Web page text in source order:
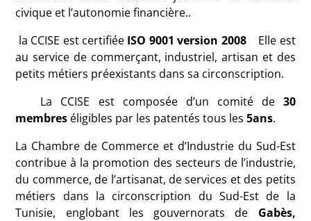
civique et l’autonomie financière..
la CCISE est certifiée ISO 9001 version 2008
Elle est
au service de commerçant, industriel, artisan et des
petits métiers préexistants dans sa circonscription.
La CCISE est composée d’un comité de 30
membres éligibles par les patentés tous les 5ans.
La Chambre de Commerce et d’Industrie du Sud-Est
contribue à la promotion des secteurs de l’industrie,
du commerce, de l’artisanat, de services et des petits
métiers dans la circonscription du Sud-Est de la
Tunisie, englobant les gouvernorats de
Gabès,